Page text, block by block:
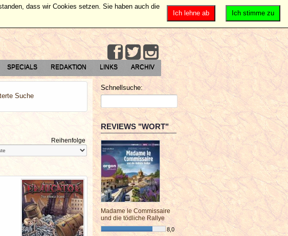
SPECIALS REDAKTION LINKS ARCHIV
Suche
Reihenfolge
Schnellsuche:
REVIEWS "WORT"
Madame le Commissaire
und die tödliche Rallye
8,0
Ich stimme zu
Ich lehne ab
dass wir Cookies setzen. Sie haben auch die